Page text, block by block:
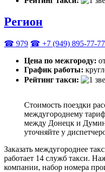
Регион
☎ 979 ☎ +7 (949) 895-77-77
Цена по межгороду:
График работы:
Рейтинг такси:
Стоимость поездки
междугороднему
между Донецк и
уточняйте у
Заказать междугороднее
работает 14 служб такси.
компании, набор номера